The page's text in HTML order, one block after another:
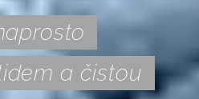
a čistou